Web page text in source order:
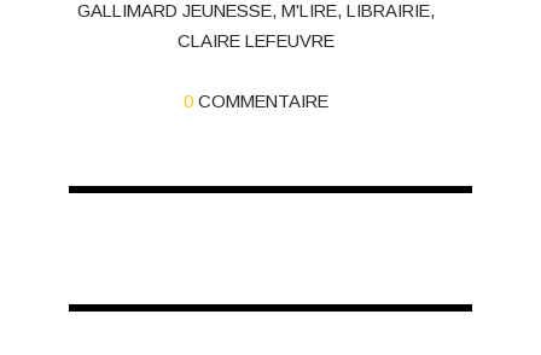
GALLIMARD JEUNESSE,M'LIRE,LIBRAIRIE,
CLAIRE LEFEUVRE
0 COMMENTAIRE